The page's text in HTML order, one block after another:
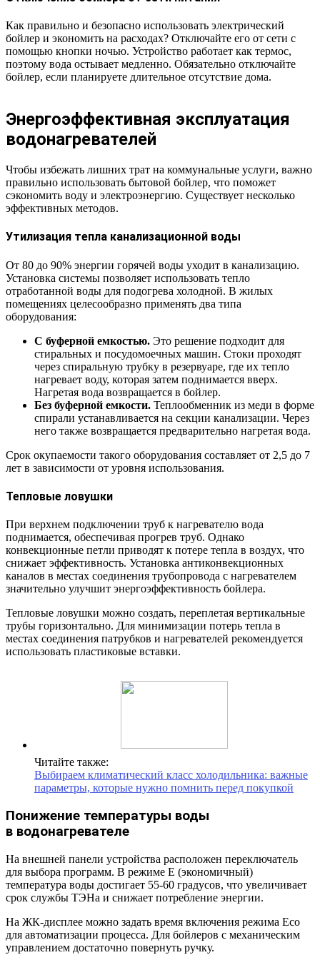
Как правильно и безопасно использовать электрический
бойлер и экономить на расходах? Отключайте его от сети с
помощью кнопки ночью. Устройство работает как термос,
поэтому вода остывает медленно. Обязательно отключайте
бойлер, если планируете длительное отсутствие дома.
Энергоэффективная эксплуатация
водонагревателей
Чтобы избежать лишних трат на коммунальные услуги, важно
правильно использовать бытовой бойлер, что поможет
сэкономить воду и электроэнергию. Существует несколько
эффективных методов.
Утилизация тепла канализационной воды
От 80 до 90% энергии горячей воды уходит в канализацию.
Установка системы позволяет использовать тепло
отработанной воды для подогрева холодной. В жилых
помещениях целесообразно применять два типа
оборудования:
С буферной емкостью. Это решение подходит для
стиральных и посудомоечных машин. Стоки проходят
через спиральную трубку в резервуаре, где их тепло
нагревает воду, которая затем поднимается вверх.
Нагретая вода возвращается в бойлер.
Без буферной емкости. Теплообменник из меди в форме
спирали устанавливается на секции канализации. Через
него также возвращается предварительно нагретая вода.
Срок окупаемости такого оборудования составляет от 2,5 до 7
лет в зависимости от уровня использования.
Тепловые ловушки
При верхнем подключении труб к нагревателю вода
поднимается, обеспечивая прогрев труб. Однако
конвекционные петли приводят к потере тепла в воздух, что
снижает эффективность. Установка антиконвекционных
каналов в местах соединения трубопровода с нагревателем
значительно улучшит энергоэффективность бойлера.
Тепловые ловушки можно создать, переплетая вертикальные
трубы горизонтально. Для минимизации потерь тепла в
местах соединения патрубков и нагревателей рекомендуется
использовать пластиковые вставки.
Читайте также:
Выбираем климатический класс холодильника: важные
параметры, которые нужно помнить перед покупкой
Понижение температуры воды
в водонагревателе
На внешней панели устройства расположен переключатель
для выбора программ. В режиме Е (экономичный)
температура воды достигает 55-60 градусов, что увеличивает
срок службы ТЭНа и снижает потребление энергии.
На ЖК-дисплее можно задать время включения режима Eco
для автоматизации процесса. Для бойлеров с механическим
управлением достаточно повернуть ручку.